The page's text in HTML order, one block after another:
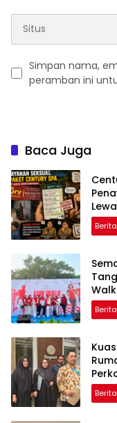
Simpan nama,
peramban ini
Baca Juga
Berita
Berita
Berita